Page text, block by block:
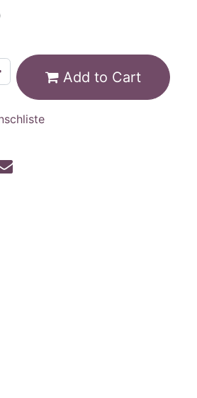
Add to Cart